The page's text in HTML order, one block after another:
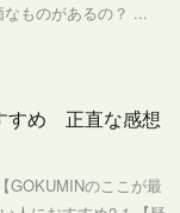
ものがあるの？ ...
すめ 正直な感想
GOKUMINのここが最